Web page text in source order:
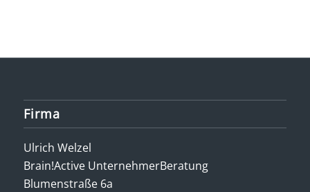
Firma
Ulrich Welzel
Brain!Active UnternehmerBeratung
Blumenstraße 6a